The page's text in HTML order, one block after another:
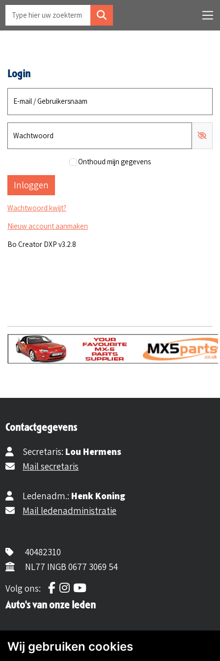
Login
E-mail / Gebruikersnaam
Wachtwoord
Onthoud mijn gegevens
Wachtwoord kwijt?
Nieuw account aanmaken
Bo Creator DXP v3.2.8
Contactgegevens
Secretaris: Lou Hermens
Mail secretaris
Ledenadm.: Henk Koning
Mail ledenadministratie
40482310
NL77 INGB 0677 3069 54
Volg ons:
Volg ons op Facebook
Volg ons op Instagram
Volg ons op YouTube
Auto's van onze leden
Wij gebruiken cookies